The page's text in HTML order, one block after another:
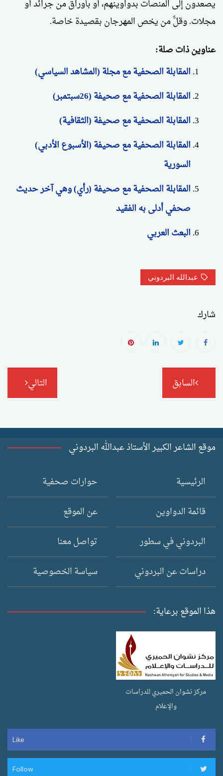
يصعدون إلى المنصات بدواوينهم، أو بأوراق من جرائد أو
مجلات. وقلَّ من يخص المهرجان بقصيدة خاصة.
عناوين ذات صلة:
المقابلة الصحفية مع مجلة (المشاهد السياسي)
المقابلة الصحفية مع صحيفة (26سبتمبر)
المقابلة الصحفية مع صحيفة (الثقافية)
المقابلة الصحفية مع صحيفة (الأسبوع الأدبي)
السورية
المقابلة الصحفية مع صحيفة (رأي) وهي آخر حديث
صحفي أدلى به الفقيد
البعث العربي
عبدالله البردوني
شارك
تصفّح
المقالات
السابق التالي
موقع الشاعر الكبير الأستاذ عبدالله البردوني
الرئيسية
قائمة الدواوين
البردوني في سطور
دراسات عن البردوني
حوارات صحفية
عن الموقع
تواصل معنا
سياسة الخصوصية
هذا الموقع برعاية:
مركز نشوان الحميري للدراسات
والإعلام
Like
Follow